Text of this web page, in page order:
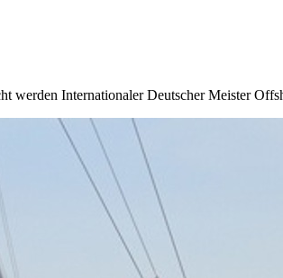
werden Internationaler Deutscher Meister